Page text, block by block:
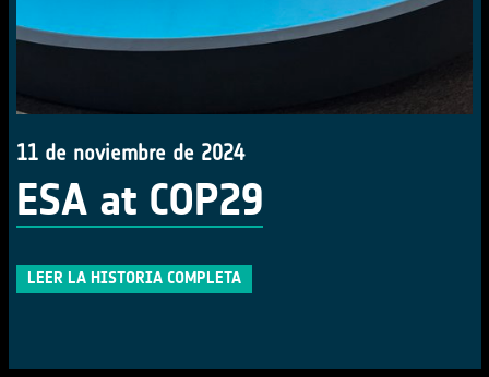
11 de noviembre de 2024
ESA at COP29
LEER LA HISTORIA COMPLETA